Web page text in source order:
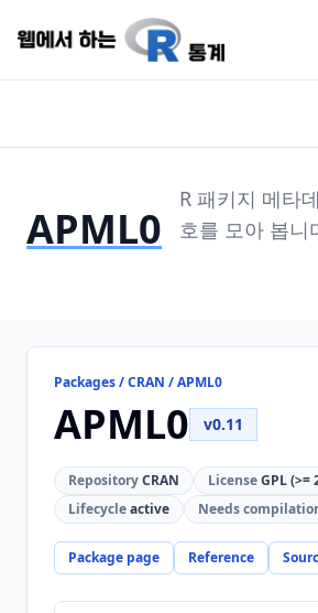
APML0
R 패키지 메타
호를 모아 봅니
Packages / CRAN / APML0
APML0 v0.11
RepositoryCRAN LicenseGPL (>=
Lifecycleactive Needs
Package page Reference